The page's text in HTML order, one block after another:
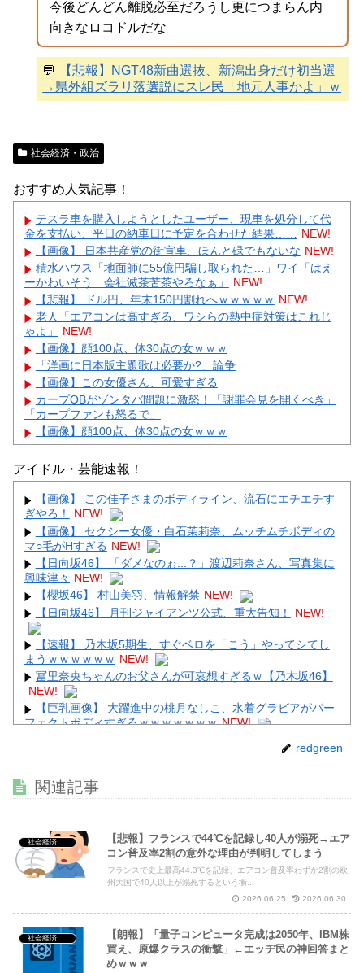
今後どんどん離脱必至だろうし更につまらん内
向きなロコドルだな
💬
【悲報】NGT48新曲選抜、新潟出身だけ初当選
→県外組ズラリ落選説にスレ民「地元人事かよ」ｗ
社会経済・政治
おすすめ人気記事！
テスラ車を購入しようとしたユーザー、現車を処分して代
金を支払い、平日の納車日に予定を合わせた結果…… NEW!
【画像】 日本共産党の街宣車、ほんと碌でもないな NEW!
積水ハウス「地面師に55億円騙し取られた…」ワイ「はえ
ーかわいそう…会社滅茶苦茶やろなぁ」
NEW!
【悲報】 ドル円、年末150円割れへｗｗｗｗｗ NEW!
老人「エアコンは高すぎる、ワシらの熱中症対策はこれじ
ゃよ」
NEW!
【画像】顔100点、体30点の女ｗｗｗ
「洋画に日本版主題歌は必要か?」論争
【画像】この女優さん、可愛すぎる
カープOBがゾンタバ問題に激怒！「謝罪会見を開くべき」
「カープファンも怒るで」
【画像】顔100点、体30点の女ｗｗｗ
Powered by livedoor 相互RSS
アイドル・芸能速報！
【画像】 この佳子さまのボディライン、流石にエチエチす
ぎやろ！
NEW!
【画像】 セクシー女優・白石茉莉奈、ムッチムチボディの
マ○毛がHすぎる NEW!
【日向坂46】 「ダメなのぉ...？」渡辺莉奈さん、写真集に
興味津々 NEW!
【櫻坂46】 村山美羽、情報解禁 NEW!
【日向坂46】 月刊ジャイアンツ公式、重大告知！
NEW!
【速報】 乃木坂5期生、すぐベロを「こう」やってシてし
まうｗｗｗｗｗｗ NEW!
冨里奈央ちゃんのお父さんが可哀想すぎるｗ【乃木坂46】
NEW!
【巨乳画像】 大躍進中の桃月なしこ、水着グラビアがパー
フェクトボディすぎるｗｗｗｗｗｗｗ NEW!
なってるやんけ！
Powered by livedoor 相互RSS
redgreen
関連記事
社会経済・政治
【悲報】フランスで44℃を記録し40人が溺死→エア
コン普及率2割の意外な理由が判明してしまう
フランスで史上最高44.3℃を記録、エアコン普及率わずか2割の欧
州大国で40人以上が溺死するという衝...
2026.06.25
2026.06.30
社会経済・政治
【朗報】「量子コンピュータ完成は2050年、IBM株
買え、原爆クラスの衝撃」←エッヂ民の神回答まと
めｗｗｗ